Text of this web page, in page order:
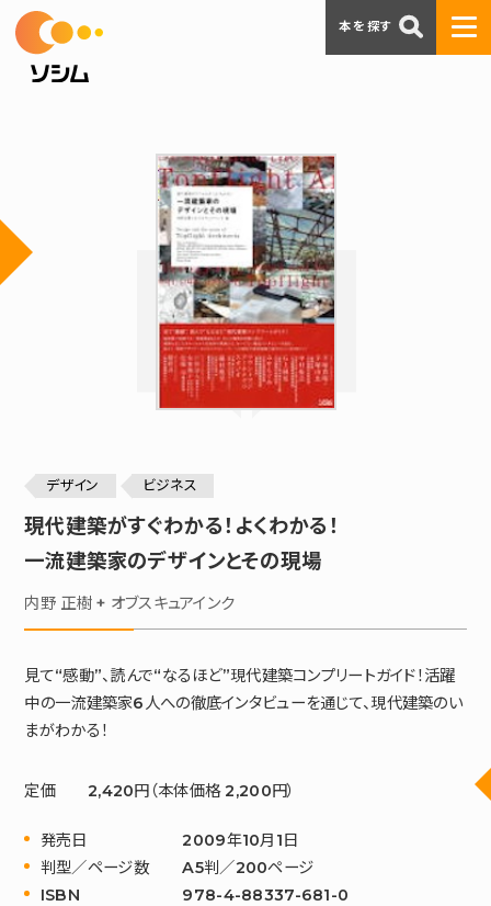
デザイン ビジネス
現代建築がすぐわかる！よくわかる！
一流建築家のデザインとその現場
内野 正樹 + オブスキュアインク
見て“感動”、読んで“なるほど”現代建築コンプリートガイド！活躍
中の一流建築家6人への徹底インタビューを通じて、現代建築のい
まがわかる！
定価 2,420円（本体価格 2,200円）
発売日
2009年10月1日
判型／ページ数
A5判／200ページ
ISBN
978-4-88337-681-0
本を探す